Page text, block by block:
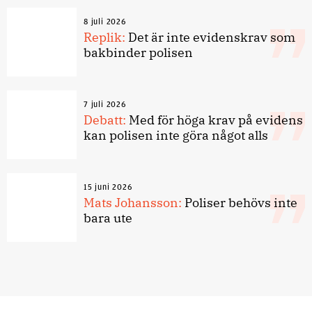
8 juli 2026
Replik: Det är inte evidenskrav som
bakbinder polisen
7 juli 2026
Debatt: Med för höga krav på evidens
kan polisen inte göra något alls
15 juni 2026
Mats Johansson: Poliser behövs inte
bara ute